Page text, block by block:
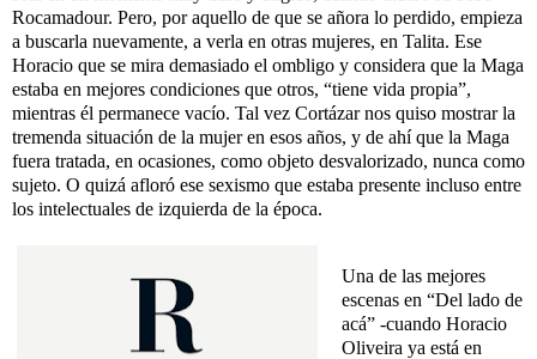
Rocamadour. Pero, por aquello de que se añora lo perdido, empieza
a buscarla nuevamente, a verla en otras mujeres, en Talita. Ese
Horacio que se mira demasiado el ombligo y considera que la Maga
estaba en mejores condiciones que otros, “tiene vida propia”,
mientras él permanece vacío. Tal vez Cortázar nos quiso mostrar la
tremenda situación de la mujer en esos años, y de ahí que la Maga
fuera tratada, en ocasiones, como objeto desvalorizado, nunca como
sujeto. O quizá afloró ese sexismo que estaba presente incluso entre
los intelectuales de izquierda de la época.
Una de las mejores
escenas en “Del lado de
acá” -cuando Horacio
Oliveira ya está en